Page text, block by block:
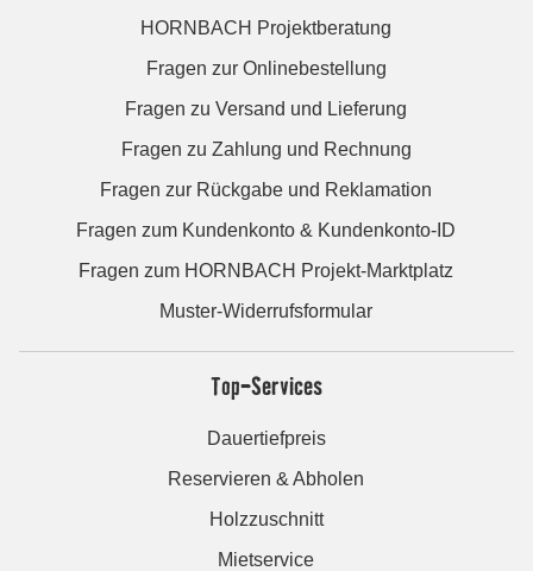
HORNBACH Projektberatung
Fragen zur Onlinebestellung
Fragen zu Versand und Lieferung
Fragen zu Zahlung und Rechnung
Fragen zur Rückgabe und Reklamation
Fragen zum Kundenkonto & Kundenkonto-ID
Fragen zum HORNBACH Projekt-Marktplatz
Muster-Widerrufsformular
Top-Services
Dauertiefpreis
Reservieren & Abholen
Holzzuschnitt
Mietservice